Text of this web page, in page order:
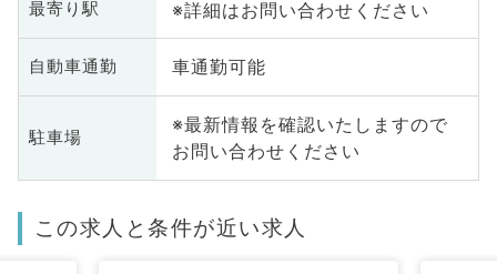
最寄り駅 ※詳細はお問い合わせください
自動車通勤 車通勤可能
駐車場
※最新情報を確認いたしますので
お問い合わせください
この求人と条件が近い求人